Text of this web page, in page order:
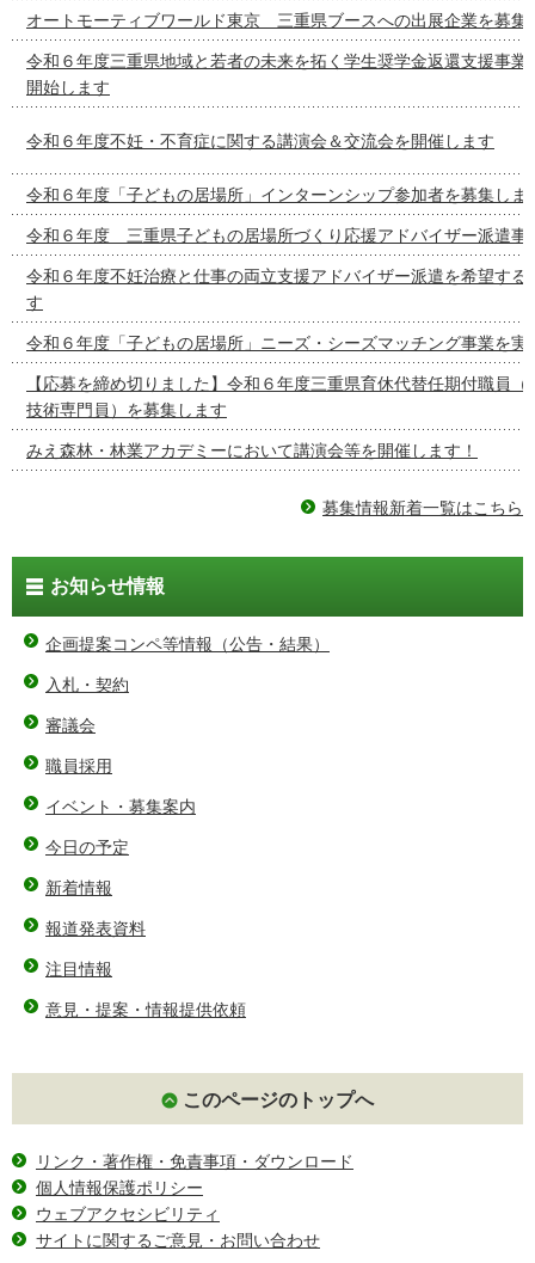
オートモーティブワールド東京 三重県ブースへの出展企業を募集
令和６年度三重県地域と若者の未来を拓く学生奨学金返還支援事業
開始します
令和６年度不妊・不育症に関する講演会＆交流会を開催します
令和６年度「子どもの居場所」インターンシップ参加者を募集しま
令和６年度 三重県子どもの居場所づくり応援アドバイザー派遣事
令和６年度不妊治療と仕事の両立支援アドバイザー派遣を希望する
す
令和６年度「子どもの居場所」ニーズ・シーズマッチング事業を実
【応募を締め切りました】令和６年度三重県育休代替任期付職員
技術専門員）を募集します
みえ森林・林業アカデミーにおいて講演会等を開催します！
募集情報新着一覧はこちら
お知らせ情報
企画提案コンペ等情報（公告・結果）
入札・契約
審議会
職員採用
イベント・募集案内
今日の予定
新着情報
報道発表資料
注目情報
意見・提案・情報提供依頼
このページのトップへ
リンク・著作権・免責事項・ダウンロード
個人情報保護ポリシー
ウェブアクセシビリティ
サイトに関するご意見・お問い合わせ